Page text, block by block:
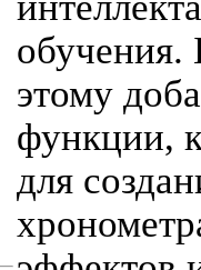
обучения.
этому
функции,
для